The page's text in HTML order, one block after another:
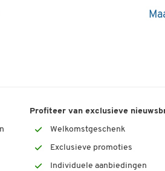
Profiteer van exclusieve
Welkomstgeschenk
Exclusieve promoties
Individuele aanbiedingen